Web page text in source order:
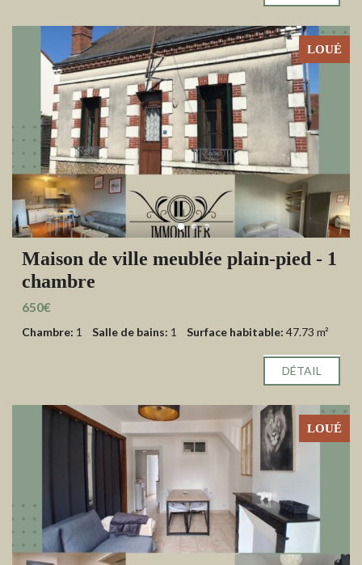
LOUÉ
Maison de ville meublée plain-pied - 1
chambre
650€
Chambre: 1 Salle de bains: 1 Surface habitable: 47.73 m²
DÉTAIL
LOUÉ